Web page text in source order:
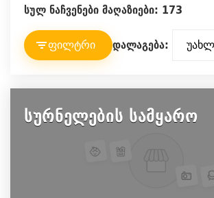
სულ ნაჩვენები მაღაზიები: 173
ფილტრი დალაგება:
სურნელების სამყარო